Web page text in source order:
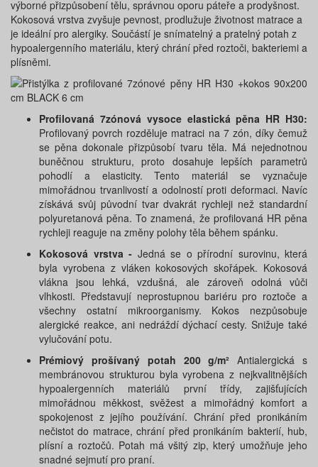
výborné přizpůsobení tělu, správnou oporu páteře a prodyšnost.
Kokosová vrstva zvyšuje pevnost, prodlužuje životnost matrace a
je ideální pro alergiky. Součástí je snímatelný a pratelný potah z
hypoalergenního materiálu, který chrání před roztoči, bakteriemi a
plísněmi.
Profilovaná 7zónová vysoce elastická pěna HR H30:
Profilovaný povrch rozděluje matraci na 7 zón, díky čemuž
se pěna dokonale přizpůsobí tvaru těla. Má nejednotnou
buněčnou strukturu, proto dosahuje lepších parametrů
pohodlí a elasticity. Tento materiál se vyznačuje
mimořádnou trvanlivostí a odolností proti deformaci. Navíc
získává svůj původní tvar dvakrát rychleji než standardní
polyuretanová pěna. To znamená, že profilovaná HR pěna
rychleji reaguje na změny polohy těla během spánku.
Kokosová vrstva - Jedná se o přírodní surovinu, která
byla vyrobena z vláken kokosových skořápek. Kokosová
vlákna jsou lehká, vzdušná, ale zároveň odolná vůči
vlhkosti. Představují neprostupnou bariéru pro roztoče a
všechny ostatní mikroorganismy. Kokos nezpůsobuje
alergické reakce, ani nedráždí dýchací cesty. Snižuje také
vylučování potu.
Prémiový prošívaný potah 200 g/m² Antialergická s
membránovou strukturou byla vyrobena z nejkvalitnějších
hypoalergenních materiálů první třídy, zajišťujících
mimořádnou měkkost, svěžest a mimořádný komfort a
spokojenost z jejího používání. Chrání před pronikáním
nečistot do matrace, chrání před pronikáním bakterií, hub,
plísní a roztočů. Potah má všitý zip, který umožňuje jeho
snadné sejmutí pro praní.